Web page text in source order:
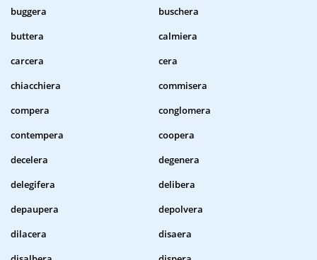
buggera
buschera
buttera
calmiera
carcera
cera
chiacchiera
commisera
compera
conglomera
contempera
coopera
decelera
degenera
delegifera
delibera
depaupera
depolvera
dilacera
disaera